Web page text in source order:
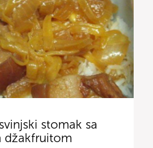
stomak sa
džakfruitom